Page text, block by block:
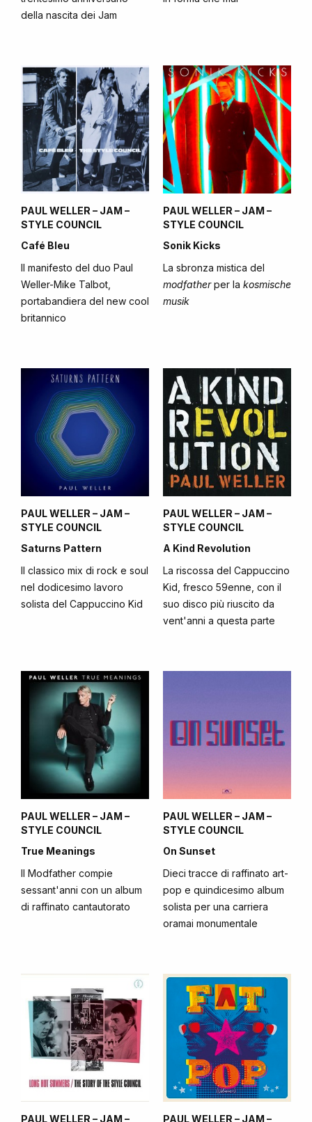
della nascita dei Jam
PAUL WELLER – JAM –
STYLE COUNCIL
Café Bleu
Il manifesto del duo Paul
Weller-Mike Talbot,
portabandiera del new cool
britannico
PAUL WELLER – JAM –
STYLE COUNCIL
Sonik Kicks
La sbronza mistica del
modfatherper la kosmische
musik
PAUL WELLER – JAM –
STYLE COUNCIL
Saturns Pattern
Il classico mix di rock e soul
nel dodicesimo lavoro
solista del Cappuccino Kid
PAUL WELLER – JAM –
STYLE COUNCIL
A Kind Revolution
La riscossa del Cappuccino
Kid, fresco 59enne, con il
suo disco più riuscito da
vent'anni a questa parte
PAUL WELLER – JAM –
STYLE COUNCIL
True Meanings
Il Modfather compie
sessant'anni con un album
di raffinato cantautorato
PAUL WELLER – JAM –
STYLE COUNCIL
On Sunset
Dieci tracce di raffinato art-
pop e quindicesimo album
solista per una carriera
oramai monumentale
PAUL WELLER – JAM –
PAUL WELLER – JAM –